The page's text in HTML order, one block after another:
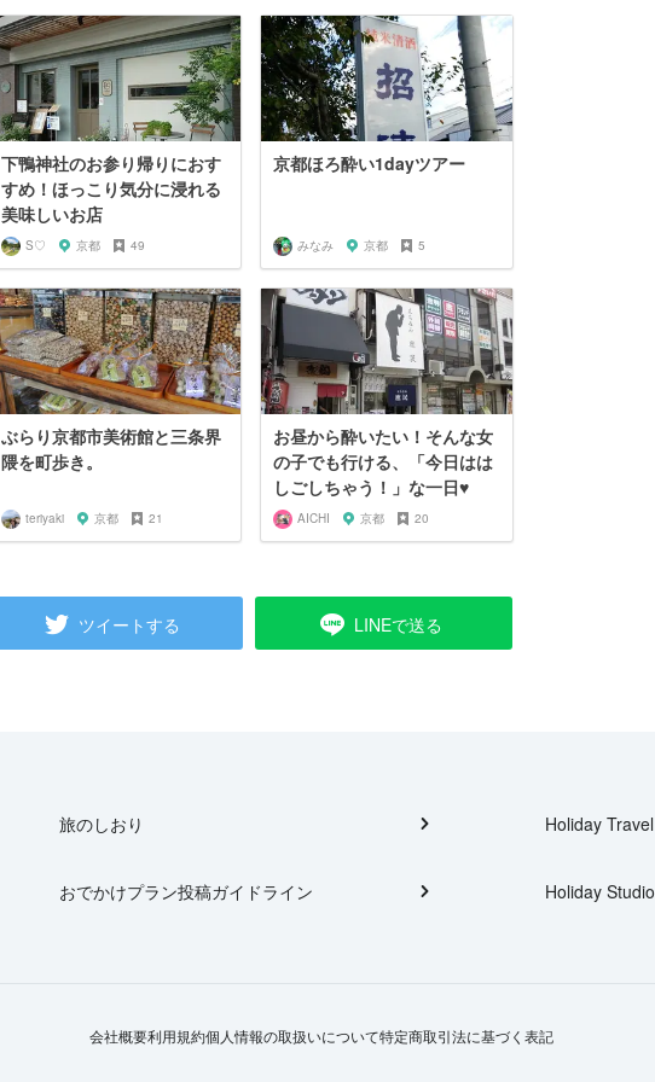
下鴨神社のお参り帰りにおす
すめ！ほっこり気分に浸れる
美味しいお店
S♡ 京都 49
京都ほろ酔い1dayツアー
みなみ 京都 5
ぶらり京都市美術館と三条界
隈を町歩き。
teriyaki 京都 21
お昼から酔いたい！そんな女
の子でも行ける、「今日はは
しごしちゃう！」な一日♥︎
AICHI 京都 20
ツイートする LINEで送る
旅のしおり
おでかけプラン投稿ガイドライン
Holiday Travel
Holiday Studio
会社概要利用規約個人情報の取扱いについて特定商取引法に基づく表記